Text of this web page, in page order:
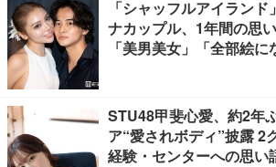
「シャッフルアイラン
ナカップル、1年間の思
「美男美女」「全部絵
STU48甲斐心愛、約2年
ア“愛されボディ”披露 2
経験・センターへの思い